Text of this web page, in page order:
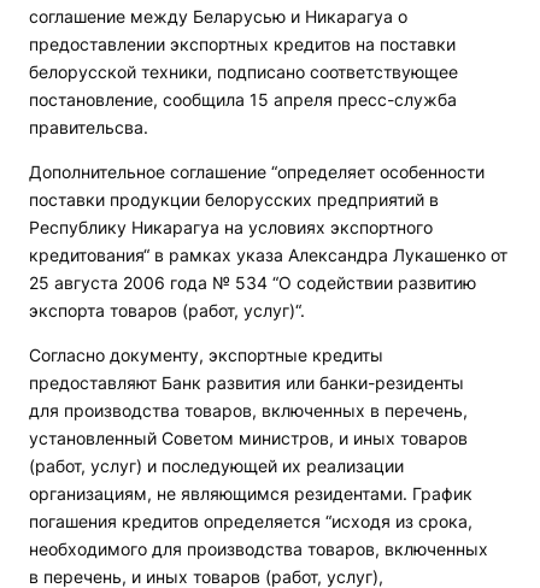
соглашение между Беларусью и Никарагуа о
предоставлении экспортных кредитов на поставки
белорусской техники, подписано соответствующее
постановление, сообщила 15 апреля пресс-служба
правительсва.
Дополнительное соглашение “определяет особенности
поставки продукции белорусских предприятий в
Республику Никарагуа на условиях экспортного
кредитования“ в рамках указа Александра Лукашенко от
25 августа 2006 года № 534 “О содействии развитию
экспорта товаров (работ, услуг)“.
Согласно документу, экспортные кредиты
предоставляют Банк развития или банки-резиденты
для производства товаров, включенных в перечень,
установленный Советом министров, и иных товаров
(работ, услуг) и последующей их реализации
организациям, не являющимся резидентами. График
погашения кредитов определяется “исходя из срока,
необходимого для производства товаров, включенных
в перечень, и иных товаров (работ, услуг),